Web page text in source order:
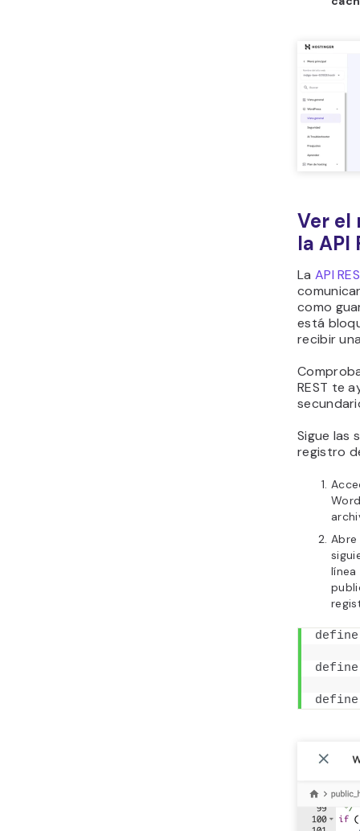
Ver el
la API
La API
como
está
recibir
REST te
Sigue las
registro
línea
define
define
define